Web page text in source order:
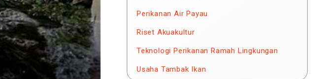
Perikanan Air Payau
Riset Akuakultur
Teknologi Perikanan Ramah Lingkungan
Usaha Tambak Ikan